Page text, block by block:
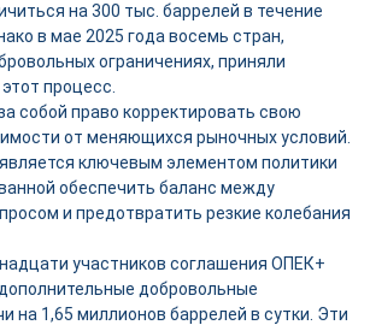
на 300 тыс. баррелей в течение
в мае 2025 года восемь стран,
ограничениях, приняли
процесс.
собой право корректировать свою
от меняющихся рыночных условий.
ключевым элементом политики
обеспечить баланс между
и предотвратить резкие колебания
участников соглашения ОПЕК+
добровольные
на 1,65 миллионов баррелей в сутки. Эти